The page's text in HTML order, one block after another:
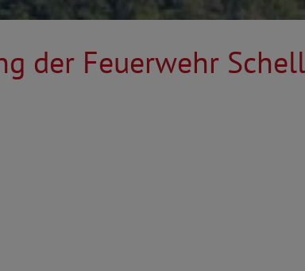
der Feuerwehr